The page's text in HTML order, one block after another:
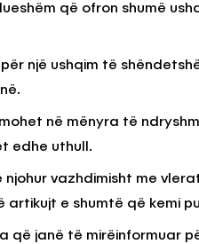
që ofron shumë
një ushqim të
në mënyra të
edhe uthull.
njohur vazhdimisht me
artikujt e shumtë që kemi
që janë të mirëinformuar
për Ruajtjen
QERSHOR, 2025